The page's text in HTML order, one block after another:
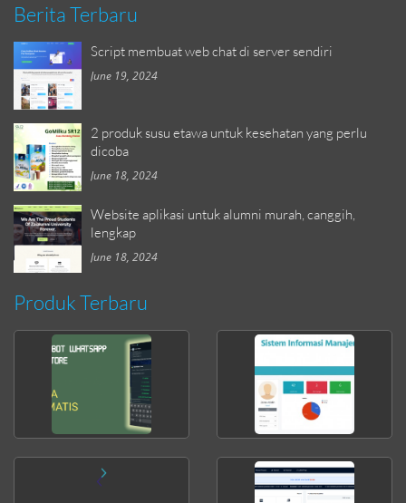
Berita Terbaru
Script membuat web chat di server sendiri
June 19, 2024
2 produk susu etawa untuk kesehatan yang perlu
dicoba
June 18, 2024
Website aplikasi untuk alumni murah, canggih,
lengkap
June 18, 2024
Produk Terbaru